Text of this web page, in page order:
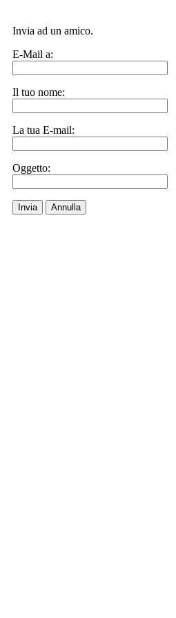
Invia ad un amico.
E-Mail a:
Il tuo nome:
La tua E-mail:
Oggetto:
Invia Annulla